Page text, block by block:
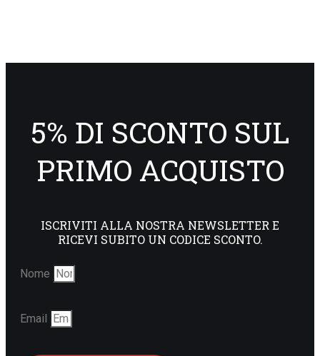
5% DI SCONTO SUL
PRIMO ACQUISTO
ISCRIVITI ALLA NOSTRA NEWSLETTER E
RICEVI SUBITO UN CODICE SCONTO.
Nome
Email